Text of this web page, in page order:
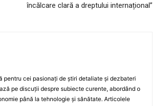
încălcare clară a dreptului internațional”
pentru cei pasionați de știri detaliate și dezbateri
pe discuții despre subiecte curente, abordând o
până la tehnologie și sănătate. Articolele